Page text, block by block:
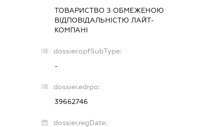
ТОВАРИСТВО З ОБМЕЖЕНОЮ
ВІДПОВІДАЛЬНІСТЮ ЛАЙТ-
КОМПАНІ
dossier.opfSubType:
-
dossier.edrpo:
39662746
dossier.regDate: